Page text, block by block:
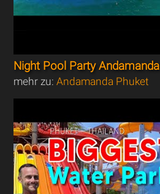
Night Pool Party Andamanda
mehr zu:Andamanda Phuket